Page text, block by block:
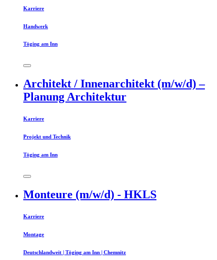
Karriere
Handwerk
Töging am Inn
Architekt / Innenarchitekt (m/w/d) –
Planung Architektur
Karriere
Projekt und Technik
Töging am Inn
Monteure (m/w/d) - HKLS
Karriere
Montage
Deutschlandweit | Töging am Inn | Chemnitz